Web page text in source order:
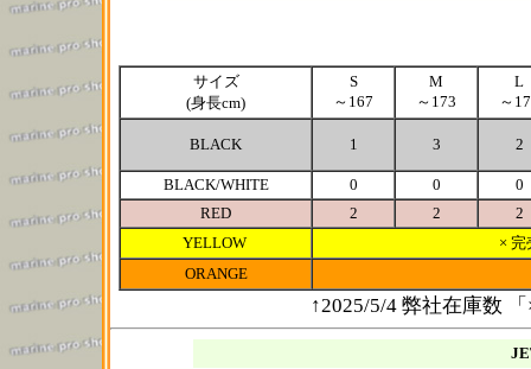
サイズ
(身長cm)
S
～167
M
～173
L
～
BLACK 1 3 2
BLACK/WHITE 0 0
0
RED
2 2
2
YELLOW
× 完
ORANGE
↑2025/5/4 弊社在庫数